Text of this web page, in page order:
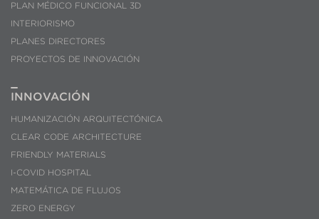
PLAN MÉDICO FUNCIONAL 3D
INTERIORISMO
PLANES DIRECTORES
PROYECTOS DE INNOVACIÓN
INNOVACIÓN
HUMANIZACIÓN ARQUITECTÓNICA
CLEAR CODE ARCHITECTURE
FRIENDLY MATERIALS
I-COVID HOSPITAL
MATEMÁTICA DE FLUJOS
ZERO ENERGY